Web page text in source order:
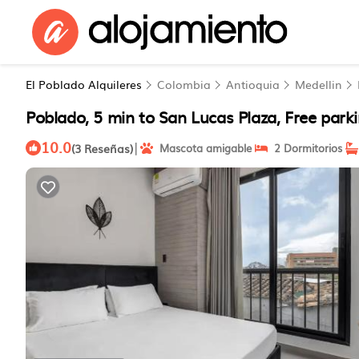
El Poblado Alquileres Colombia Antioquia Medellin
Poblado, 5 min to San Lucas Plaza, Free
10.0(3 Reseñas)| Mascota amigable 2 Dormitorios